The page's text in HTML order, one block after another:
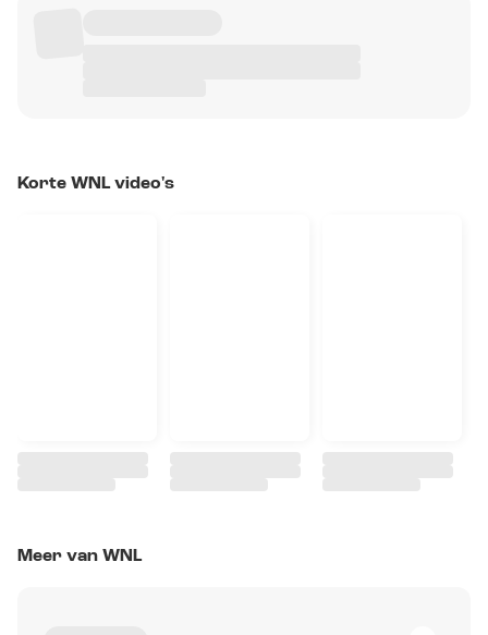
Korte WNL video's
Meer van WNL